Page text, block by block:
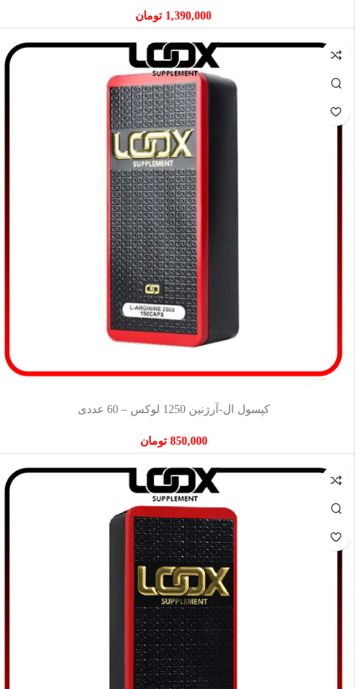
1,390,000 تومان
کپسول ال-آرژنین 1250 لوکس – 60 عددی
850,000 تومان